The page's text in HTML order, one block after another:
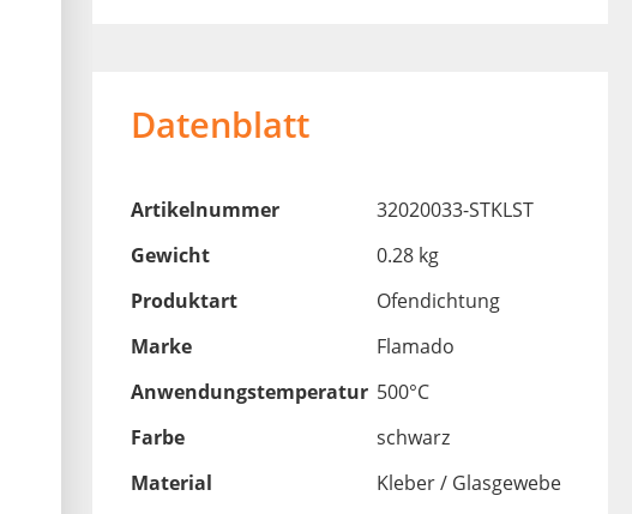
Datenblatt
Artikelnummer
32020033-STKLST
Gewicht
0.28 kg
Produktart
Ofendichtung
Marke
Flamado
Anwendungstemperatur 500°C
Farbe
schwarz
Material
Kleber / Glasgewebe